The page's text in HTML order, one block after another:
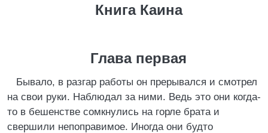
Книга Каина
Глава первая
Бывало, в разгар работы он прерывался и смотрел
на свои руки. Наблюдал за ними. Ведь это они когда-
то в бешенстве сомкнулись на горле брата и
свершили непоправимое. Иногда они будто